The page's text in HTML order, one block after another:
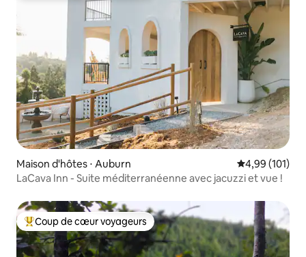
Maison d'hôtes ⋅ Auburn Évaluation
4,99 (101)
LaCava Inn - Suite méditerranéenne avec jacuzzi et vue !
Coups de cœur voyageurs les plus appréciés
Coup de cœur voyageurs